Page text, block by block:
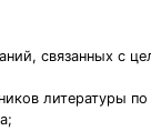
связанных с
литературы